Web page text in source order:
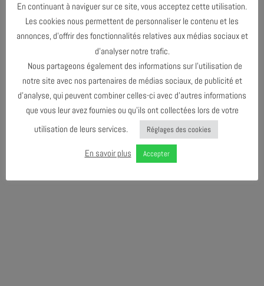
En continuant à naviguer sur ce site, vous acceptez cette utilisation.
Les cookies nous permettent de personnaliser le contenu et les
annonces, d’offrir des fonctionnalités relatives aux médias sociaux et
d’analyser notre trafic.
Nous partageons également des informations sur l’utilisation de
notre site avec nos partenaires de médias sociaux, de publicité et
d’analyse, qui peuvent combiner celles-ci avec d’autres informations
que vous leur avez fournies ou qu’ils ont collectées lors de votre
utilisation de leurs services.
Réglages des cookies
En savoir plus Accepter